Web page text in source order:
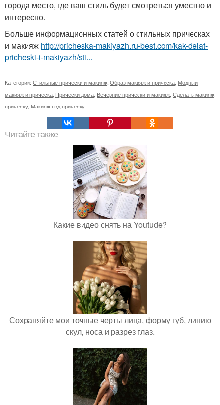
города место, где ваш стиль будет смотреться уместно и
интересно.
Больше информационных статей о стильных прическах
и макияж http://pricheska-makiyazh.ru-best.com/kak-delat-
pricheski-i-makiyazh/sti...
Категории: Стильные прически и макияж Образ макияж и прическа Модный
макияж и прическа Прически дома Вечерние прически и макияж Сделать макияж
прическу Макияж под прическу
Читайте также
Какие видео снять на Youtude?
Сохраняйте мои точные черты лица, форму губ, линию
скул, носа и разрез глаз.